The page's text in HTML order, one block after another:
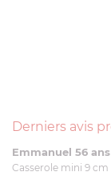
Derniers avis
Emmanuel 56 ans
Casserole mini 9 cm